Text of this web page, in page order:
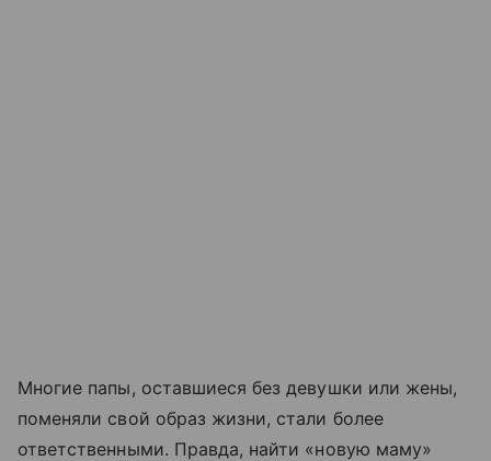
Многие папы, оставшиеся без девушки или жены,
поменяли свой образ жизни, стали более
ответственными. Правда, найти «новую маму»